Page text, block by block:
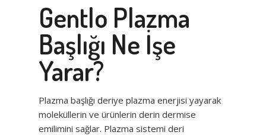
Gentlo Plazma
Başlığı Ne İşe
Yarar?
Plazma başlığı deriye plazma enerjisi yayarak
moleküllerin ve ürünlerin derin dermise
emilimini sağlar. Plazma sistemi deri